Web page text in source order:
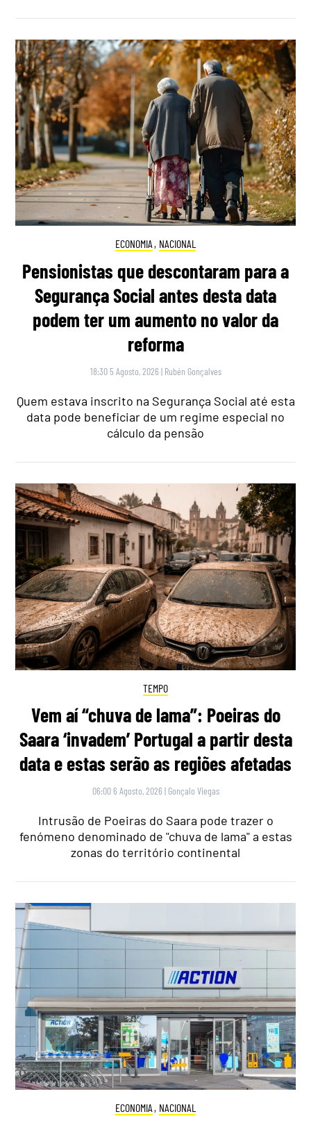
ECONOMIA , NACIONAL
Pensionistas que descontaram para a
Segurança Social antes desta data
podem ter um aumento no valor da
reforma
18:30 5 Agosto, 2026 | Rubén Gonçalves
Quem estava inscrito na Segurança Social até esta
data pode beneficiar de um regime especial no
cálculo da pensão
TEMPO
Vem aí “chuva de lama”: Poeiras do
Saara ‘invadem’ Portugal a partir desta
data e estas serão as regiões afetadas
06:00 6 Agosto, 2026 | Gonçalo Viegas
Intrusão de Poeiras do Saara pode trazer o
fenómeno denominado de "chuva de lama" a estas
zonas do território continental
ECONOMIA , NACIONAL